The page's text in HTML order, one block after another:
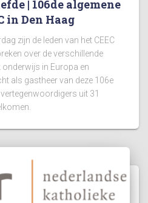
| 106de algemene
in Den Haag
zijn de leden van het CEEC
over de verschillende
onderwijs in Europa en
als gastheer van deze 106e
uit 31